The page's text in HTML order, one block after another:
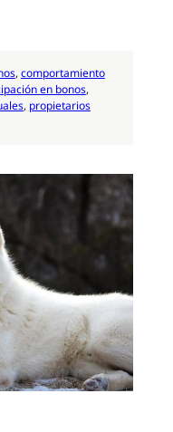
, comportamiento
en bonos
, propietarios